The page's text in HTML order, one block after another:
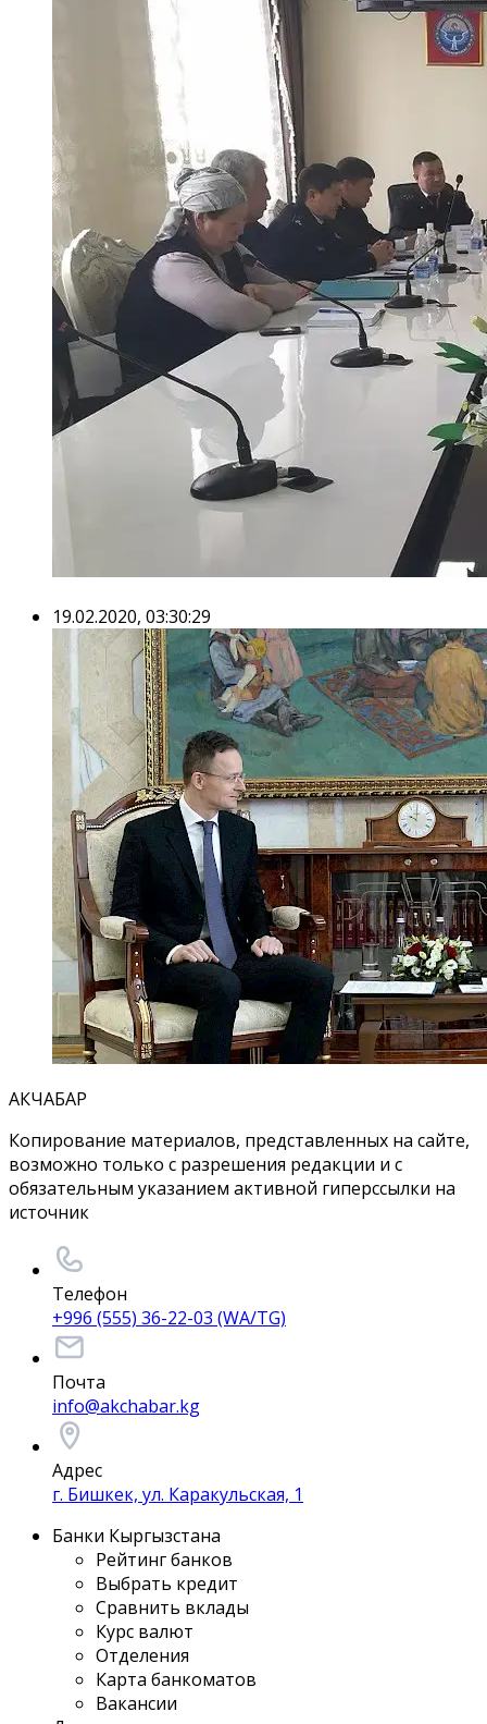
19.02.2020, 03:30:29
АКЧАБАР
Копирование материалов, представленных на сайте,
возможно только с разрешения редакции и с
обязательным указанием активной гиперссылки на
источник
Телефон
+996 (555) 36-22-03 (WA/TG)
Почта
info@akchabar.kg
Адрес
г. Бишкек, ул. Каракульская, 1
Банки Кыргызстана
Рейтинг банков
Выбрать кредит
Сравнить вклады
Курс валют
Отделения
Карта банкоматов
Вакансии